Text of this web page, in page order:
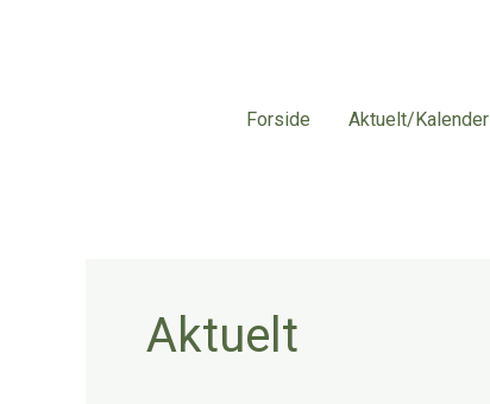
Forside Aktuelt/Kalender
Aktuelt